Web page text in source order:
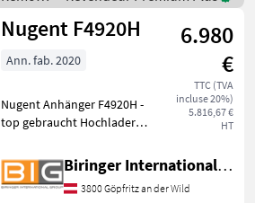
/ Nugent
Nugent F4920H
6.980
€
TTC (TVA
incluse 20%)
5.816,67 €
HT
Ann. fab. 2020
Nugent Anhänger F4920H -
top gebraucht Hochlader
kg * Bereifung: 185/70R13C
inkl. Reserverad * Halb-
automatische Knott-
Biringer International GmbH
3800 Göpfritz an der Wild